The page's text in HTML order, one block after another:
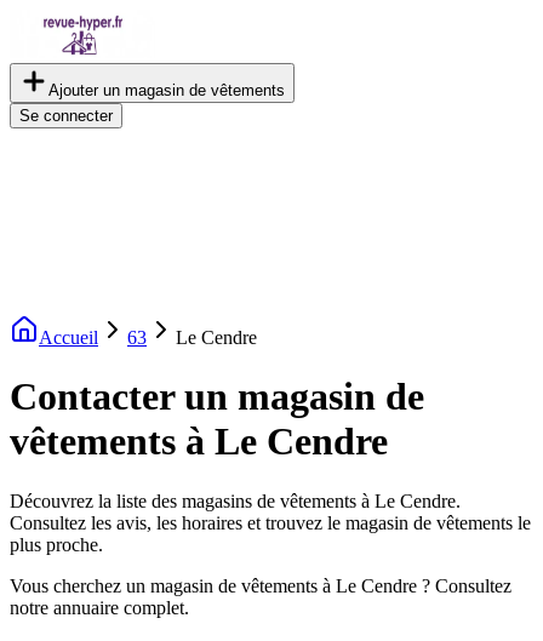
Ajouter un magasin de vêtements
Se connecter
Accueil 63 Le Cendre
Contacter un magasin de
vêtements à Le Cendre
Découvrez la liste des magasins de vêtements à Le Cendre.
Consultez les avis, les horaires et trouvez le magasin de vêtements le
plus proche.
Vous cherchez un magasin de vêtements à Le Cendre ? Consultez
notre annuaire complet.